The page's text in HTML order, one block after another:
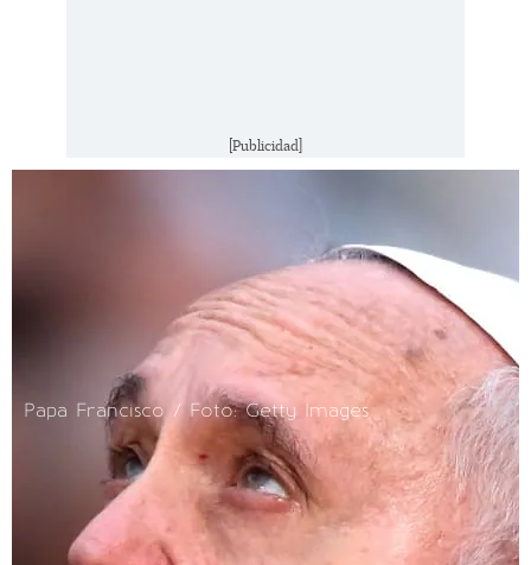
[Publicidad]
Papa Francisco / Foto: Getty Images